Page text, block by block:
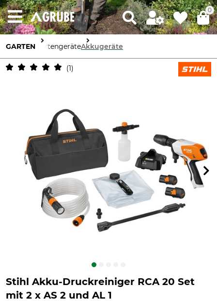
0
GARTEN GartengeräteAkkugeräte
1
Stihl Akku-Druckreiniger RCA 20 Set
mit 2 x AS 2 und AL 1